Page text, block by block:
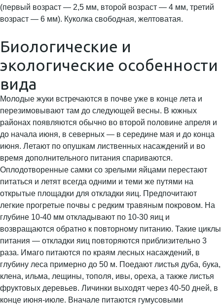
(первый возраст — 2,5 мм, второй возраст — 4 мм, третий
возраст — 6 мм). Куколка свободная, желтоватая.
Биологические и
экологические особенности
вида
Молодые жуки встречаются в почве уже в конце лета и
перезимовывают там до следующей весны. В южных
районах появляются обычно во второй половине апреля и
до начала июня, в северных — в середине мая и до конца
июня. Летают по опушкам лиственных насаждений и во
время дополнительного питания спариваются.
Оплодотворенные самки со зрелыми яйцами перестают
питаться и летят всегда одними и теми же путями на
открытые площадки для откладки яиц. Предпочитают
легкие прогретые почвы с редким травяным покровом. На
глубине 10-40 мм откладывают по 10-30 яиц и
возвращаются обратно к повторному питанию. Такие циклы
питания — откладки яиц повторяются приблизительно 3
раза. Имаго питаются по краям лесных насаждений, в
глубину леса примерно до 50 м. Поедают листья дуба, бука,
клена, ильма, лещины, тополя, ивы, ореха, а также листья
фруктовых деревьев. Личинки выходят через 40-50 дней, в
конце июня-июле. Вначале питаются гумусовыми